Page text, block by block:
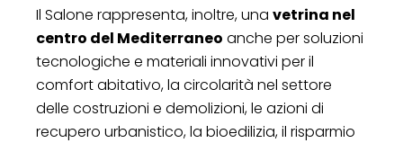
Il Salone rappresenta, inoltre, una vetrina nel
centro del Mediterraneo anche per soluzioni
tecnologiche e materiali innovativi per il
comfort abitativo, la circolarità nel settore
delle costruzioni e demolizioni, le azioni di
recupero urbanistico, la bioedilizia, il risparmio